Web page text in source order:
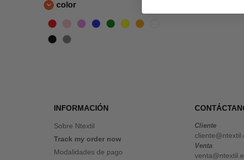
color
INFORMACIÓN
Sobre Ntextil
Track my order now
Modalidades de pago
Cliente
Venta